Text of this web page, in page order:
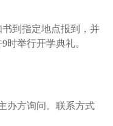
到指定地点报到，并
9时举行开学典礼。
办方询问。联系方式